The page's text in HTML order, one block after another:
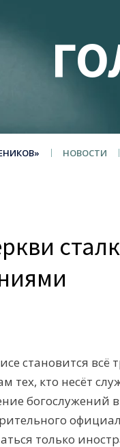
НОВОСТИ
становится всё
тех, кто несёт
богослужений
только